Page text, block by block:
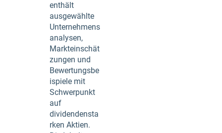
enthält
ausgewählte
Unternehmens
analysen,
Markteinschät
zungen und
Bewertungsbe
ispiele mit
Schwerpunkt
auf
dividendensta
rken Aktien.